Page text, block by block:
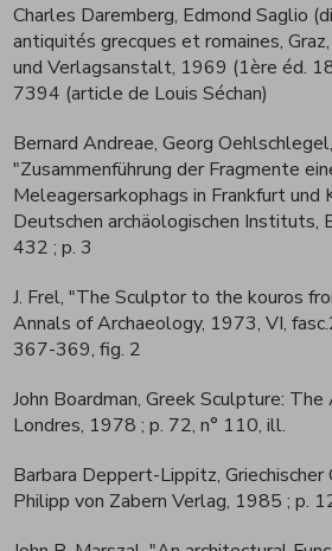
Charles Daremberg, Edmond Saglio
antiquités grecques et romaines,
und Verlagsanstalt, 1969 (1ère éd.
7394 (article de Louis Séchan)
Bernard Andreae, Georg
"Zusammenführung der Fragmente
Meleagersarkophags in Frankfurt und
Deutschen archäologischen Instituts,
432; p. 3
J. Frel, "The Sculptor to the kouros
Annals of Archaeology, 1973, VI,
367-369, fig. 2
John Boardman, Greek Sculpture: The
Londres, 1978; p. 72, n° 110, ill.
Barbara Deppert-Lippitz, Griechischer
Philipp von Zabern Verlag, 1985; p.